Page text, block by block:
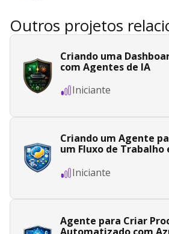
Outros projetos
Criando uma
com Agentes de IA
Iniciante
Criando um Agente
um Fluxo de Trabalho
Iniciante
Agente para Criar